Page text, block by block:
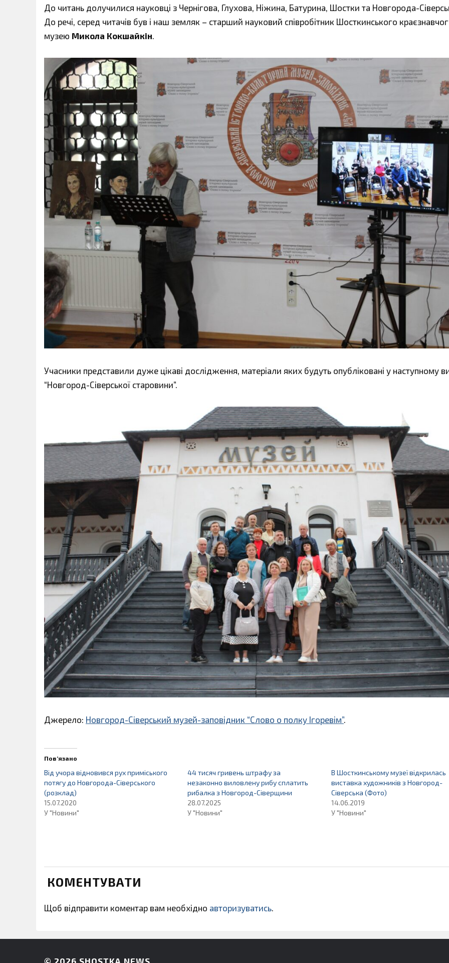
До читань долучилися науковці з Чернігова, Глухова, Ніжина, Батурина, Шостки та Новгорода-
До речі, серед читачів був і наш земляк – старший науковий співробітник Шосткинського
музею Микола Кокшайкін.
Учасники представили дуже цікаві дослідження, матеріали яких будуть опубліковані у наступному
“Новгород-Сіверської старовини”.
Джерело: Новгород-Сіверський музей-заповідник “Слово о полку Ігоревім”.
Пов’язано
Від учора відновився рух приміського
потягу до Новгорода-Сіверського
(розклад)
15.07.2020
У "Новини"
44 тисяч гривень штрафу за
незаконно виловлену рибу сплатить
рибалка з Новгород-Сіверщини
28.07.2025
У "Новини"
В Шосткинському музеї відкрилась
виставка художників з Новгород-
Сіверська (Фото)
14.06.2019
У "Новини"
КОМЕНТУВАТИ
Щоб відправити коментар вам необхідно авторизуватись
© 2026 SHOSTKA NEWS